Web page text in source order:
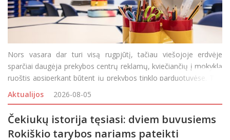
Nors vasara dar turi visą rugpjūtį, tačiau viešojoje erdvėje
sparčiai daugėja prekybos centrų reklamų, kviečiančių į mokyklą
ruoštis apsiperkant būtent jų prekybos tinklo parduotuvėse. Tad
nori, nenori vaikai ir tėveliai ima galvoti ir skaičiuoti, ko ir kiek
reikės įsigyti, kad rugsėjo
Aktualijos 2026-08-05
Čekiukų istorija tęsiasi: dviem buvusiems
Rokiškio tarybos nariams pateikti